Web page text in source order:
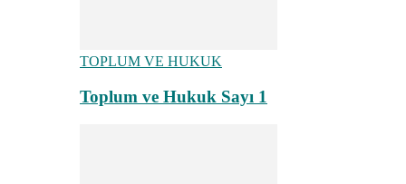
TOPLUM VE HUKUK
Toplum ve Hukuk Sayı 1